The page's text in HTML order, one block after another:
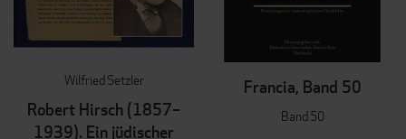
Wilfried Setzler
Robert Hirsch (1857–
1939). Ein jüdischer
Francia, Band 50
Band 50